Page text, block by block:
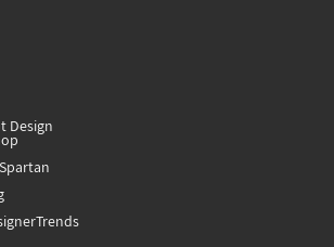
Design